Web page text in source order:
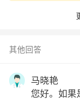
其他回答
马晓艳
您好。如果